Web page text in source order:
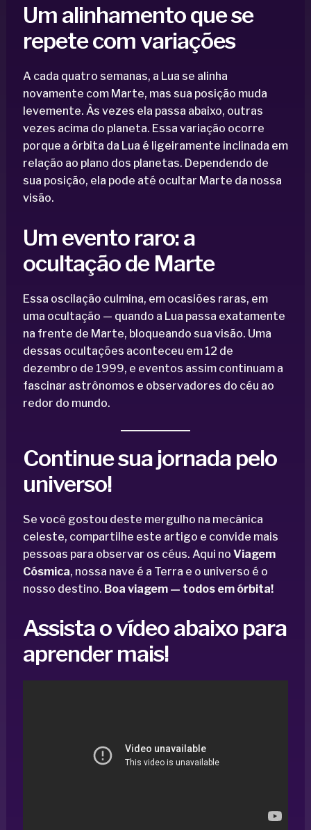
Um alinhamento que se
repete com variações
A cada quatro semanas, a Lua se alinha
novamente com Marte, mas sua posição muda
levemente. Às vezes ela passa abaixo, outras
vezes acima do planeta. Essa variação ocorre
porque a órbita da Lua é ligeiramente inclinada em
relação ao plano dos planetas. Dependendo de
sua posição, ela pode até ocultar Marte da nossa
visão.
Um evento raro: a
ocultação de Marte
Essa oscilação culmina, em ocasiões raras, em
uma ocultação — quando a Lua passa exatamente
na frente de Marte, bloqueando sua visão. Uma
dessas ocultações aconteceu em 12 de
dezembro de 1999, e eventos assim continuam a
fascinar astrônomos e observadores do céu ao
redor do mundo.
Continue sua jornada pelo
universo!
Se você gostou deste mergulho na mecânica
celeste, compartilhe este artigo e convide mais
pessoas para observar os céus. Aqui no Viagem
Cósmica, nossa nave é a Terra e o universo é o
nosso destino. Boa viagem — todos em órbita!
Assista o vídeo abaixo para
aprender mais!